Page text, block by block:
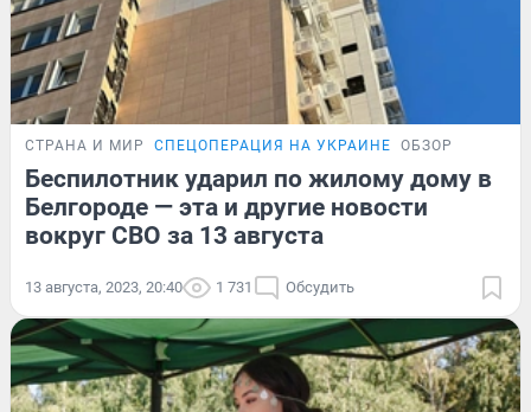
СТРАНА И МИР СПЕЦОПЕРАЦИЯ НА УКРАИНЕ ОБЗОР
Беспилотник ударил по жилому дому в
Белгороде — эта и другие новости
вокруг СВО за 13 августа
13 августа, 2023, 20:40 1 731 Обсудить